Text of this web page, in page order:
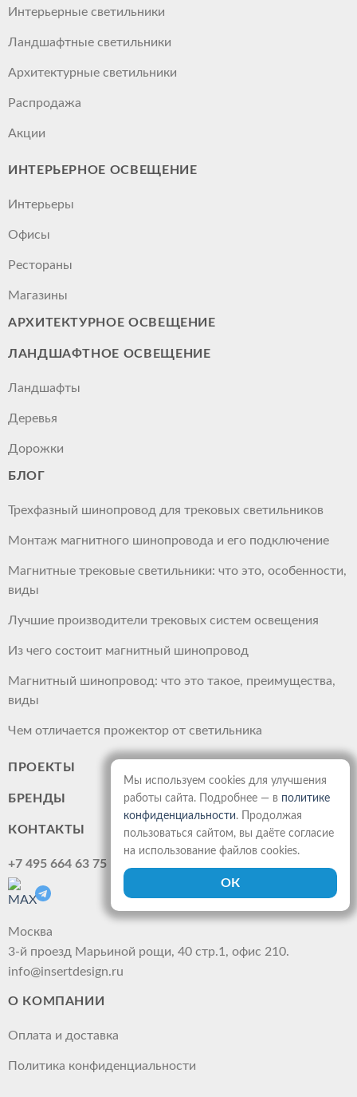
Интерьерные светильники
Ландшафтные светильники
Архитектурные светильники
Распродажа
Акции
ИНТЕРЬЕРНОЕ ОСВЕЩЕНИЕ
Интерьеры
Офисы
Рестораны
Магазины
АРХИТЕКТУРНОЕ ОСВЕЩЕНИЕ
ЛАНДШАФТНОЕ ОСВЕЩЕНИЕ
Ландшафты
Деревья
Дорожки
БЛОГ
Трехфазный шинопровод для трековых светильников
Монтаж магнитного шинопровода и его подключение
Магнитные трековые светильники: что это, особенности,
виды
Лучшие производители трековых систем освещения
Из чего состоит магнитный шинопровод
Магнитный шинопровод: что это такое, преимущества,
виды
Чем отличается прожектор от светильника
ПРОЕКТЫ
БРЕНДЫ
КОНТАКТЫ
+7 495 664 63 75
Москва
3-й проезд Марьиной рощи, 40 стр.1, офис 210.
info@insertdesign.ru
О КОМПАНИИ
Оплата и доставка
Политика конфиденциальности
Мы используем cookies для улучшения
работы сайта. Подробнее — в политике
конфиденциальности. Продолжая
пользоваться сайтом, вы даёте согласие
на использование файлов cookies.